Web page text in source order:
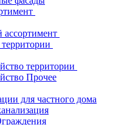
территории
территории
Прочее
для частного дома